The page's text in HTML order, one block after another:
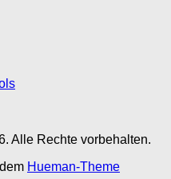
Alle Rechte vorbehalten.
Hueman-Theme